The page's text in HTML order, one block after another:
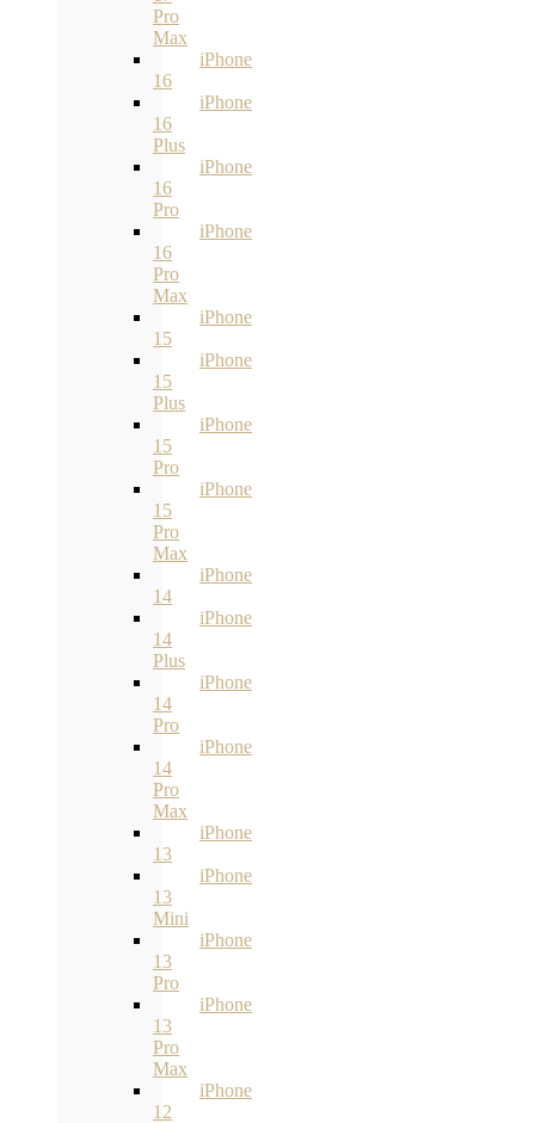
Pro
Max
iPhone
16
iPhone
16
Plus
iPhone
16
Pro
iPhone
16
Pro
Max
iPhone
15
iPhone
15
Plus
iPhone
15
Pro
iPhone
15
Pro
Max
iPhone
14
iPhone
14
Plus
iPhone
14
Pro
iPhone
14
Pro
Max
iPhone
13
iPhone
13
Mini
iPhone
13
Pro
iPhone
13
Pro
Max
iPhone
12